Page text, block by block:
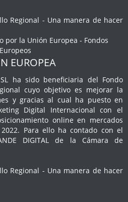
Regional - Una manera de hacer
EUROPEA
SL ha sido beneficiaria del Fondo
cuyo objetivo es mejorar la
y gracias al cual ha puesto en
Digital Internacional con el
online en mercados
Para ello ha contado con el
DIGITAL de la Cámara de
Regional - Una manera de hacer